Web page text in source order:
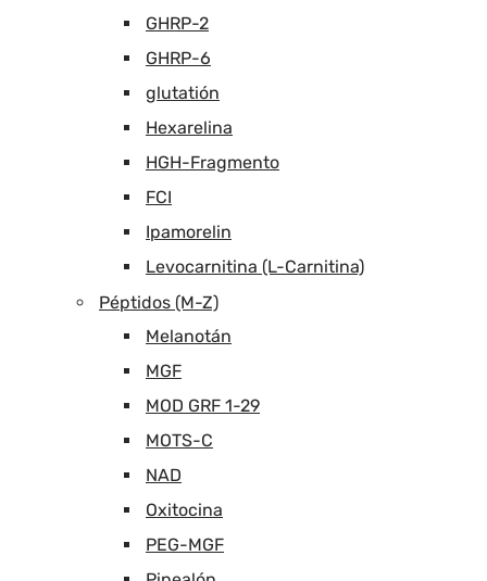
GHRP-2
GHRP-6
glutatión
Hexarelina
HGH-Fragmento
FCI
Ipamorelin
Levocarnitina (L-Carnitina)
Péptidos (M-Z)
Melanotán
MGF
MOD GRF 1-29
MOTS-C
NAD
Oxitocina
PEG-MGF